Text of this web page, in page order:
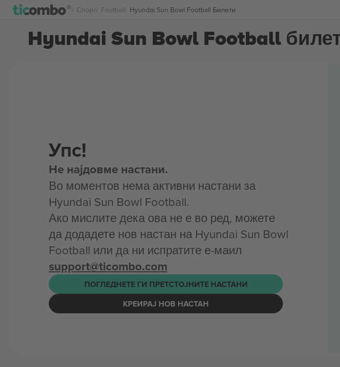
Спорт Football Hyundai Sun Bowl Football Билети
Hyundai Sun Bowl Football
Упс!
Не најдовме настани.
Во моментов нема активни настани за
Hyundai Sun Bowl Football.
Ако мислите дека ова не е во ред, можете
да додадете нов настан на Hyundai Sun Bowl
Football или да ни испратите е-маил
support@ticombo.com
ПОГЛЕДНЕТЕ ГИ ПРЕТСТОЈНИТЕ НАСТАНИ
КРЕИРАЈ НОВ НАСТАН